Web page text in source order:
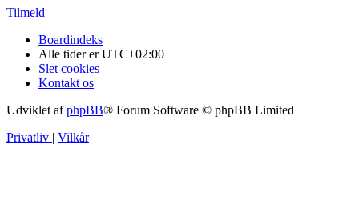
Tilmeld
Boardindeks
Alle tider erUTC+02:00
Slet cookies
Kontakt os
Udviklet afphpBB® Forum Software © phpBB Limited
Privatliv | Vilkår